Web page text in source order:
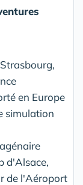
en Europe
simulation
d'Alsace,
de l'Aéroport